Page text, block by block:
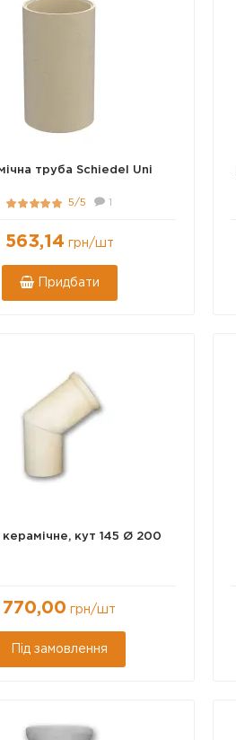
труба Schiedel Uni
5/5 1
563,14 грн/шт
Придбати
керамічне, кут 145 Ø 200
770,00 грн/шт
Під замовлення